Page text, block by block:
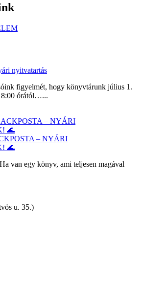
nyitvatartás
figyelmét, hogy könyvtárunk július 1.
8:00 órától…...
– NYÁRI
🌊
van egy könyv, ami teljesen magával
u. 35.)